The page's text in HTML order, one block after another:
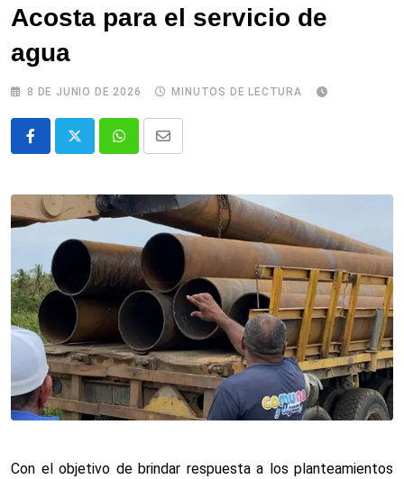
Acosta para el servicio de
agua
8 DE JUNIO DE 2026 MINUTOS DE LECTURA
WhatsappComparte
email
Con el objetivo de brindar respuesta a los planteamientos